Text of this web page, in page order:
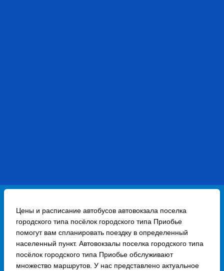
Цены и расписание автобусов автовокзала поселка
городского типа посёлок городского типа Приобье
помогут вам спланировать поездку в определенный
населенный пункт. Автовокзалы поселка городского типа
посёлок городского типа Приобье обслуживают
множество маршрутов. У нас представлено актуальное